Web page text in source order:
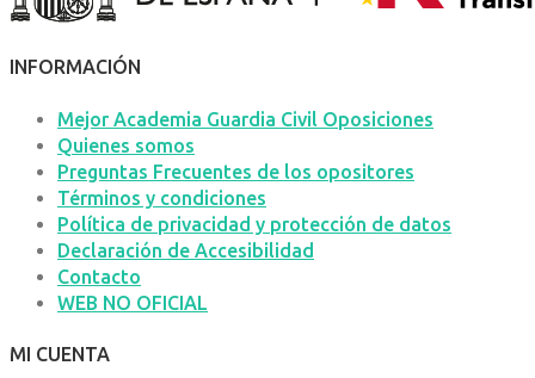
INFORMACIÓN
Mejor Academia Guardia Civil Oposiciones
Quienes somos
Preguntas Frecuentes de los opositores
Términos y condiciones
Política de privacidad y protección de datos
Declaración de Accesibilidad
Contacto
WEB NO OFICIAL
MI CUENTA